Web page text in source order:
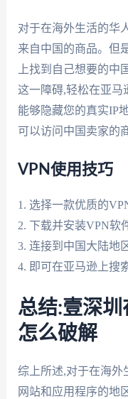
对于在海外生活的华
来自中国的商品。但
上找到自己想要的中
这一障碍,轻松在亚马
能够隐藏您的真实IP
可以访问中国卖家的
VPN使用技巧
1. 选择一款优质的
2. 下载并安装VPN软
3. 连接到中国大陆地
4. 即可在亚马逊上搜
总结:壹深圳
怎么破解
综上所述,对于在海外
网站和应用程序的地